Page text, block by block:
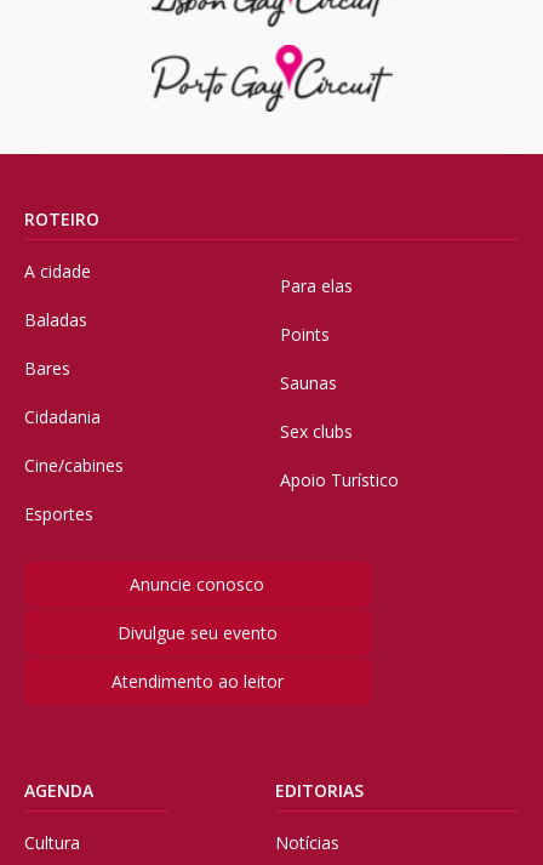
ROTEIRO
A cidade
Baladas
Bares
Cidadania
Cine/cabines
Esportes
Para elas
Points
Saunas
Sex clubs
Apoio Turístico
Anuncie conosco
Divulgue seu evento
Atendimento ao leitor
AGENDA
Cultura
EDITORIAS
Notícias